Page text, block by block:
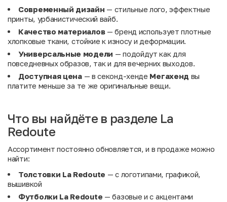
Современный дизайн — стильные лого, эффектные
принты, урбанистический вайб.
Качество материалов— бренд использует плотные
хлопковые ткани, стойкие к износу и деформации.
Универсальные модели — подойдут как для
повседневных образов, так и для вечерних выходов.
Доступная цена— в секонд-хенде Мегахенд вы
платите меньше за те же оригинальные вещи.
Что вы найдёте в разделе La
Redoute
Ассортимент постоянно обновляется, и в продаже можно
найти:
Толстовки La Redoute — с логотипами, графикой,
вышивкой
Футболки La Redoute — базовые и с акцентами